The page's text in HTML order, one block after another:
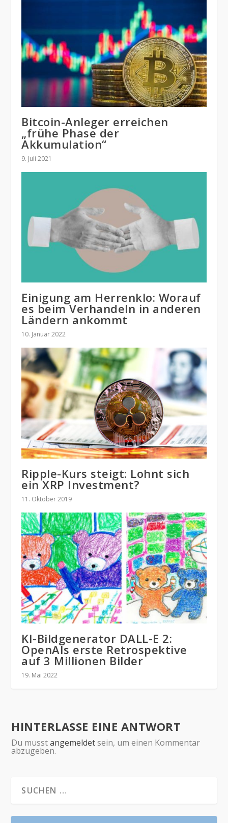
Bitcoin-Anleger erreichen
„frühe Phase der
Akkumulation“
9. Juli 2021
Einigung am Herrenklo: Worauf
es beim Verhandeln in anderen
Ländern ankommt
10. Januar 2022
Ripple-Kurs steigt: Lohnt sich
ein XRP Investment?
11. Oktober 2019
KI-Bildgenerator DALL-E 2:
OpenAIs erste Retrospektive
auf 3 Millionen Bilder
19. Mai 2022
HINTERLASSE EINE ANTWORT
Du musstangemeldetsein, um einen Kommentar
abzugeben.